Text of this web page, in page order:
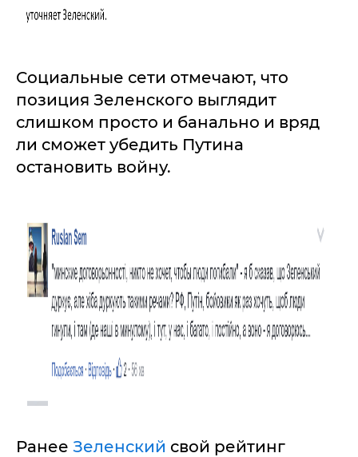
Социальные сети отмечают, что
позиция Зеленского выглядит
слишком просто и банально и вряд
ли сможет убедить Путина
остановить войну.
Ранее Зеленский свой рейтинг